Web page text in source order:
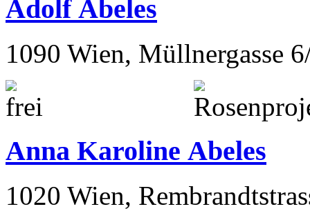
Adolf Abeles
1090 Wien, Müllnergasse
Anna Karoline Abeles
1020 Wien,